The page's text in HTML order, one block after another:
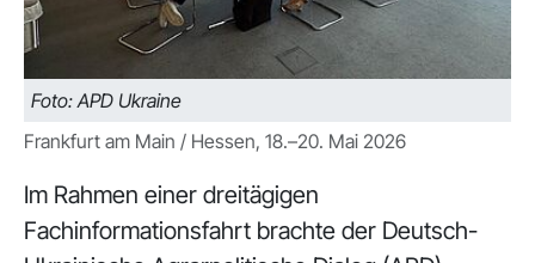
Foto: APD Ukraine
Frankfurt am Main / Hessen, 18.–20. Mai 2026
Im Rahmen einer dreitägigen
Fachinformationsfahrt brachte der Deutsch-